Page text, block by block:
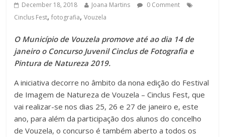
December 18, 2018 Joana Martins
0 Comment
Cinclus Fest,fotografia,Vouzela
O Município de Vouzela promove até ao dia 14 de
janeiro o Concurso Juvenil Cinclus de Fotografia e
Pintura de Natureza 2019.
A iniciativa decorre no âmbito da nona edição do Festival
de Imagem de Natureza de Vouzela – Cinclus Fest, que
vai realizar-se nos dias 25, 26 e 27 de janeiro e, este
ano, para além da participação dos alunos do concelho
de Vouzela, o concurso é também aberto a todos os